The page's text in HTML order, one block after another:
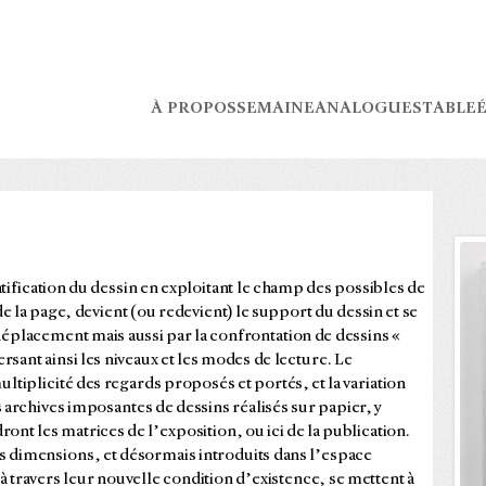
À PROPOSSEMAINEANALOGUESTABLE
du dessin en exploitant le champ des possibles de
la page, devient (ou redevient) le support du dessin et se
mais aussi par la confrontation de dessins «
ainsi les niveaux et les modes de lecture. Le
des regards proposés et portés, et la variation
imposantes de dessins réalisés sur papier, y
les matrices de l’exposition, ou ici de la publication.
et désormais introduits dans l’espace
travers leur nouvelle condition d’existence, se mettent à